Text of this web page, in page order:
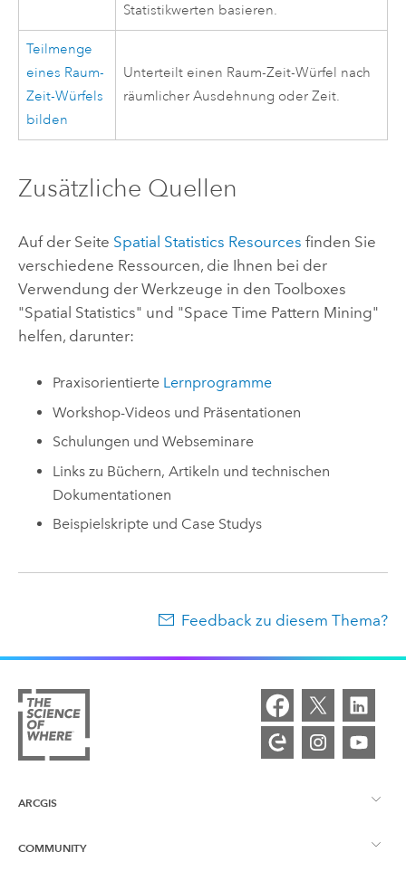
Statistikwerten basieren.
Teilmenge
eines Raum-
Zeit-Würfels
bilden
Unterteilt einen Raum-Zeit-Würfel nach
räumlicher Ausdehnung oder Zeit.
Zusätzliche Quellen
Auf der Seite Spatial Statistics Resources finden Sie
verschiedene Ressourcen, die Ihnen bei der
Verwendung der Werkzeuge in den Toolboxes
"Spatial Statistics" und "Space Time Pattern Mining"
helfen, darunter:
Praxisorientierte Lernprogramme
Workshop-Videos und Präsentationen
Schulungen und Webseminare
Links zu Büchern, Artikeln und technischen
Dokumentationen
Beispielskripte und Case Studys
Feedback zu diesem Thema?
ARCGIS
ArcGIS – Überblick
COMMUNITY